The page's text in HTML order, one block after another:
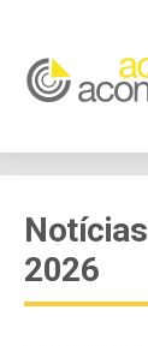
Notícias
2026